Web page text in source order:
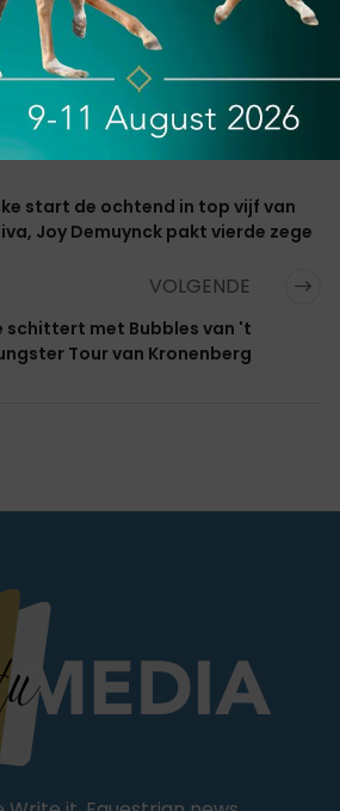
start de ochtend in top vijf van
Joy Demuynck pakt vierde zege
VOLGENDE
schittert met Bubbles van 't
Tour van Kronenberg